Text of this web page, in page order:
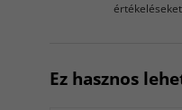
Ez hasznos